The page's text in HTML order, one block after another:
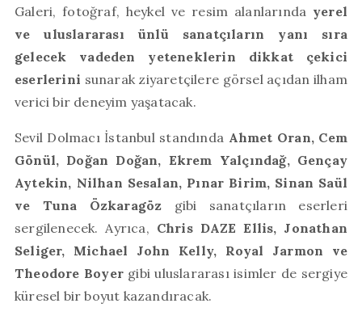
Galeri, fotoğraf, heykel ve resim alanlarında yerel
ve uluslararası ünlü sanatçıların yanı sıra
gelecek vadeden yeteneklerin dikkat çekici
eserlerini sunarak ziyaretçilere görsel açıdan ilham
verici bir deneyim yaşatacak.
Sevil Dolmacı İstanbul standında Ahmet Oran, Cem
Gönül, Doğan Doğan, Ekrem Yalçındağ, Gençay
Aytekin, Nilhan Sesalan, Pınar Birim, Sinan Saül
ve Tuna Özkaragöz gibi sanatçıların eserleri
sergilenecek. Ayrıca, Chris DAZE Ellis, Jonathan
Seliger, Michael John Kelly, Royal Jarmon ve
Theodore Boyergibi uluslararası isimler de sergiye
küresel bir boyut kazandıracak.